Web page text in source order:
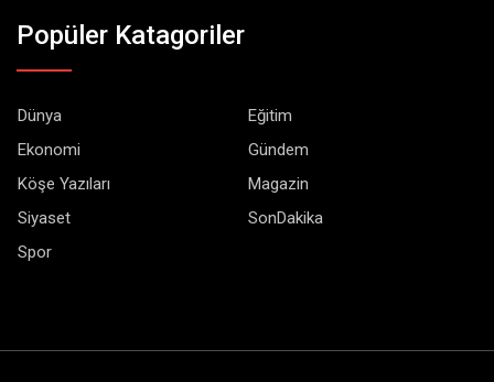
Popüler Katagoriler
Dünya
Eğitim
Ekonomi
Gündem
Köşe Yazıları
Magazin
Siyaset
SonDakika
Spor